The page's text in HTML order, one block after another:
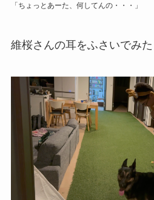
「ちょっとあーた、何してんの・・・」
維桜さんの耳をふさいでみた